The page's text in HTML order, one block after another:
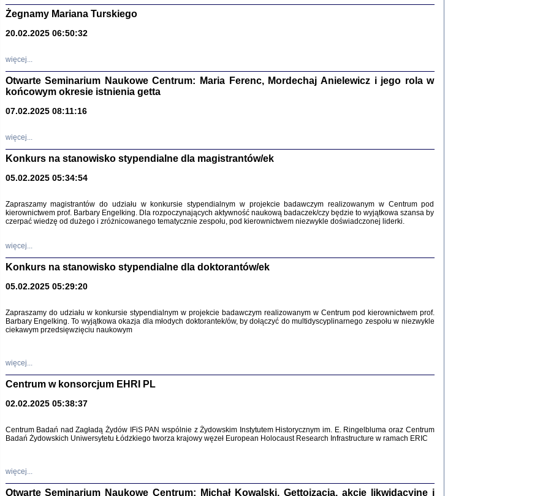
Warszawa 2017
Pisma Kopla i Mirki Piżyców o życiu w getcie i okupowanej
Warszawie
Warszawa 2016
SZCZĘŚCIE JEST POSIADAĆ DOM POD ZIEMIĄ ...
Żegnamy Mariana Turskiego
20.02.2025 06:50:32
więcej...
Otwarte Seminarium Naukowe Centrum: Maria Ferenc, Mordechaj Anielewicz i jego rola w
końcowym okresie istnienia getta
07.02.2025 08:11:16
więcej...
Konkurs na stanowisko stypendialne dla magistrantów/ek
05.02.2025 05:34:54
Zapraszamy magistrantów do udziału w konkursie stypendialnym w projekcie badawczym realizowanym w Centrum pod
kierownictwem prof. Barbary Engelking. Dla rozpoczynających aktywność naukową badaczek/czy będzie to wyjątkowa szansa by
czerpać wiedzę od dużego i zróżnicowanego tematycznie zespołu, pod kierownictwem niezwykle doświadczonej liderki.
więcej...
Konkurs na stanowisko stypendialne dla doktorantów/ek
05.02.2025 05:29:20
Zapraszamy do udziału w konkursie stypendialnym w projekcie badawczym realizowanym w Centrum pod kierownictwem prof.
Barbary Engelking. To wyjątkowa okazja dla młodych doktorantek/ów, by dołączyć do multidyscyplinarnego zespołu w niezwykle
ciekawym przedsięwzięciu naukowym
więcej...
Centrum w konsorcjum EHRI PL
02.02.2025 05:38:37
Centrum Badań nad Zagładą Żydów IFiS PAN wspólnie z Żydowskim Instytutem Historycznym im. E. Ringelbluma oraz Centrum
Badań Żydowskich Uniwersytetu Łódzkiego tworza krajowy węzeł European Holocaust Research Infrastructure w ramach ERIC
więcej...
Otwarte Seminarium Naukowe Centrum: Michał Kowalski, Gettoizacja, akcje likwidacyjne i